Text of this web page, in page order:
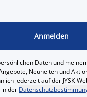
Anmelden
Daten und
Neuheiten und
ich jederzeit auf der JYSK-
in der